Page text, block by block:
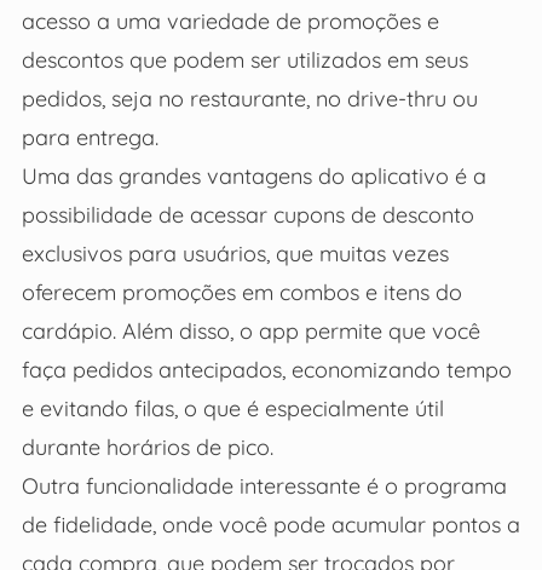
acesso a uma variedade de promoções e
descontos que podem ser utilizados em seus
pedidos, seja no restaurante, no drive-thru ou
para entrega.
Uma das grandes vantagens do aplicativo é a
possibilidade de acessar cupons de desconto
exclusivos para usuários, que muitas vezes
oferecem promoções em combos e itens do
cardápio. Além disso, o app permite que você
faça pedidos antecipados, economizando tempo
e evitando filas, o que é especialmente útil
durante horários de pico.
Outra funcionalidade interessante é o programa
de fidelidade, onde você pode acumular pontos a
cada compra, que podem ser trocados por